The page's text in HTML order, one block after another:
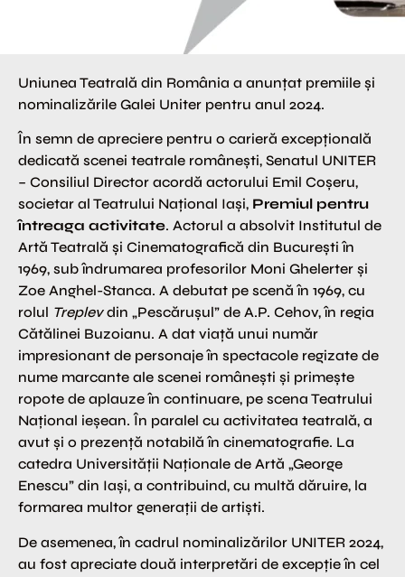
Uniunea Teatrală din România a anunțat premiile și
nominalizările Galei Uniter pentru anul 2024.
În semn de apreciere pentru o carieră excepțională
dedicată scenei teatrale românești, Senatul UNITER
– Consiliul Director acordă actorului Emil Coșeru,
societar al Teatrului Național Iași, Premiul pentru
întreaga activitate. Actorul a absolvit Institutul de
Artă Teatrală și Cinematografică din București în
1969, sub îndrumarea profesorilor Moni Ghelerter și
Zoe Anghel-Stanca. A debutat pe scenă în 1969, cu
rolul Treplevdin „Pescărușul” de A.P. Cehov, în regia
Cătălinei Buzoianu. A dat viață unui număr
impresionant de personaje în spectacole regizate de
nume marcante ale scenei românești și primește
ropote de aplauze în continuare, pe scena Teatrului
Național ieșean. În paralel cu activitatea teatrală, a
avut și o prezență notabilă în cinematografie. La
catedra Universității Naționale de Artă „George
Enescu” din Iași, a contribuind, cu multă dăruire, la
formarea multor generații de artiști.
De asemenea, în cadrul nominalizărilor UNITER 2024,
au fost apreciate două interpretări de excepție în cel